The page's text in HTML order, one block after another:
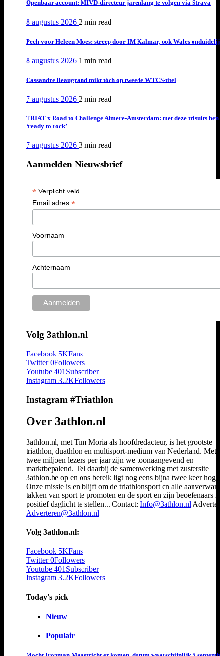
Openbaar account: MIVD-directeur jarenlang te volgen via Strava
8 augustus 2026 2 min read
Pech voor Heleen Moes: streep door IM Kalmar, ook Wales
8 augustus 2026 1 min read
Cassandre Beaugrand mikt tóch op tweede WTCS-titel
7 augustus 2026 2 min read
TRIAT x Road to Challenge Almere-Amsterdam: met deze trisuits ben
‘ready to rock’
7 augustus 2026 3 min read
Aanmelden Nieuwsbrief
*Verplicht veld
Email adres *
Voornaam
Achternaam
Volg 3athlon.nl
Facebook 5KFans
Twitter 0Followers
Youtube 401 Subscriber
Instagram 3.2KFollowers
Instagram #Triathlon
Over 3athlon.nl
3athlon.nl, met Tim Moria als hoofdredacteur, is het grootste
triathlon, duathlon en multisport-medium van Nederland. Met
twee miljoen lezers per jaar zijn we toonaangevend en
marktbepalend. Tel daarbij de samenwerking met zustersite
3athlon.be op en ons bereik ligt nog eens bijna twee keer
Onze missie is en blijft om de triathlonsport en alle
takken van sport te promoten en de sport en zijn beoefenaars
positief daglicht te stellen... Contact: Info@3athlon.nl
Adverteren@3athlon.nl
Volg 3athlon.nl:
Facebook 5KFans
Twitter 0Followers
Youtube 401 Subscriber
Instagram 3.2KFollowers
Today's pick
Nieuw
Populair